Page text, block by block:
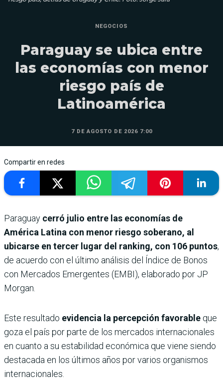
NEGOCIOS
Paraguay se ubica entre
las economías con menor
riesgo país de
Latinoamérica
7 DE AGOSTO DE 2026 7:00
Compartir en redes
Paraguay cerró julio entre las economías de
América Latina con menor riesgo soberano, al
ubicarse en tercer lugar del ranking, con 106 puntos,
de acuerdo con el último análisis del Índice de Bonos
con Mercados Emergentes (EMBI), elaborado por JP
Morgan.
Este resultado evidencia la percepción favorable que
goza el país por parte de los mercados internacionales
en cuanto a su estabilidad económica que viene siendo
destacada en los últimos años por varios organismos
internacionales.